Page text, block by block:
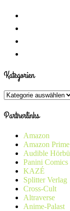
Kategorien
Kategorien
Partnerlinks
Amazon
Amazon Prime
Audible
Panini Comics
KAZÉ
Splitter Verlag
Cross-Cult
Altraverse
Anime-Palast